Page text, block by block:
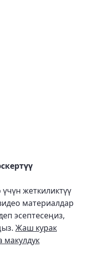
жеткиликтүү
материалдар
эсептесеңиз,
Жаш курак